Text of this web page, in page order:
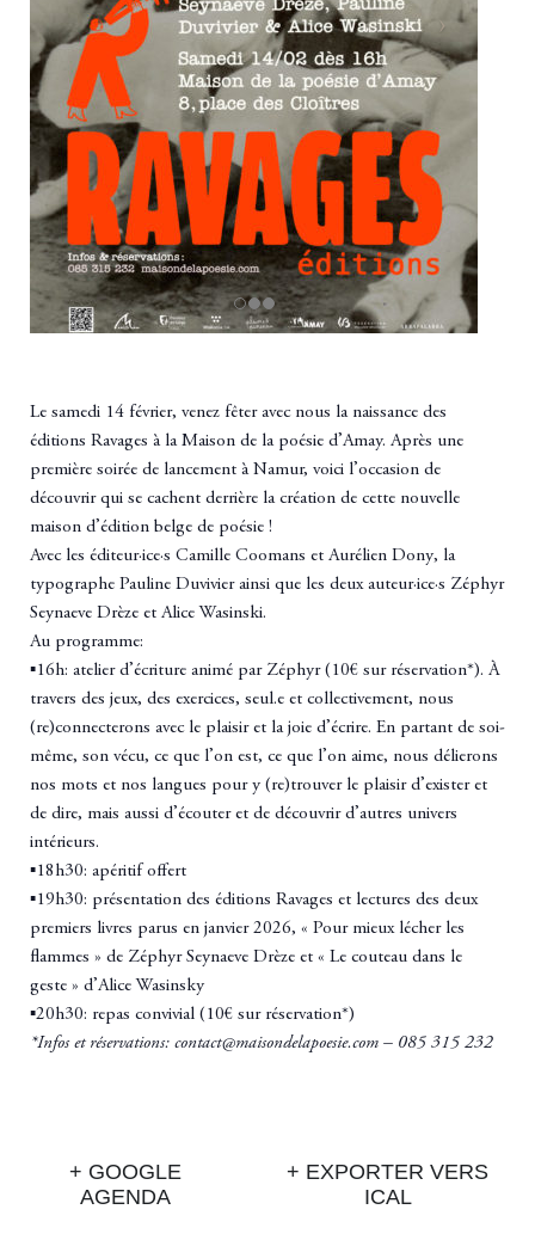
Le samedi 14 février, venez fêter avec nous la naissance des
éditions Ravages à la Maison de la poésie d’Amay. Après une
première soirée de lancement à Namur, voici l’occasion de
découvrir qui se cachent derrière la création de cette nouvelle
maison d’édition belge de poésie !
Avec les éditeur·ice·s Camille Coomans et Aurélien Dony, la
typographe Pauline Duvivierainsi que les deux auteur·ice·s Zéphyr
Seynaeve Drèze et Alice Wasinski.
Au programme:
▪️16h: atelier d’écriture animé par Zéphyr (10€ sur réservation*). À
travers des jeux, des exercices, seul.e et collectivement, nous
(re)connecterons avec le plaisir et la joie d’écrire. En partant de soi-
même, son vécu, ce que l’on est, ce que l’on aime, nous délierons
nos mots et nos langues pour y (re)trouver le plaisir d’exister et
de dire, mais aussi d’écouter et de découvrir d’autres univers
intérieurs.
▪️18h30: apéritif offert
▪️19h30: présentation des éditions Ravages et lectures des deux
premiers livres parus en janvier 2026, « Pour mieux lécher les
flammes » de Zéphyr Seynaeve Drèze et « Le couteau dans le
geste » d’Alice Wasinsky
▪️20h30: repas convivial (10€ sur réservation*)
*Infos et réservations: contact@maisondelapoesie.com – 085 315 232
+ GOOGLE
AGENDA
+ EXPORTER VERS
ICAL